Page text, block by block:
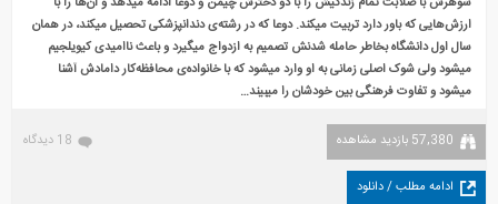
ارزش‌هایی که باور دارد تربیت میکند. دوعا که در رشته‌ی دندانپزشکی تحصیل میکند، در همان
سال اول دانشگاه بخاطر حامله شدنش تصمیم به ازدواج میگیرد و باعث ناامیدی کیویلجیم
میشود ولی شوک اصلی زمانی به او وارد میشود که با خانواده‌ی محافظه‌کار دامادش آشنا
میشود و تفاوت فرهنگی بین خودشان را میبیند…
57,380 بازدید مشاهده 18 دیدگاه
ادامه مطلب / دانلود